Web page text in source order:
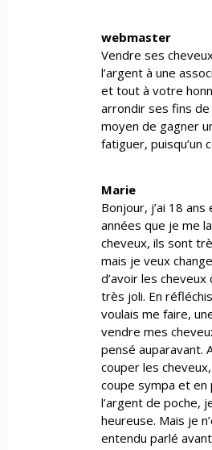
webmaster
Vendre ses
l’argent à une
et tout à votre
arrondir ses fins de
moyen de gagner
fatiguer, puisqu’un
Marie
Bonjour, j’ai 18
années que je me
cheveux, ils sont
mais je veux
d’avoir les
très joli. En
voulais me faire,
vendre mes
pensé auparavant.
couper les
coupe sympa et en
l’argent de poche,
heureuse. Mais je
entendu parlé